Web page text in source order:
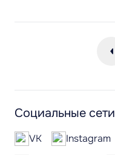
Социальные сети
VK Instagram